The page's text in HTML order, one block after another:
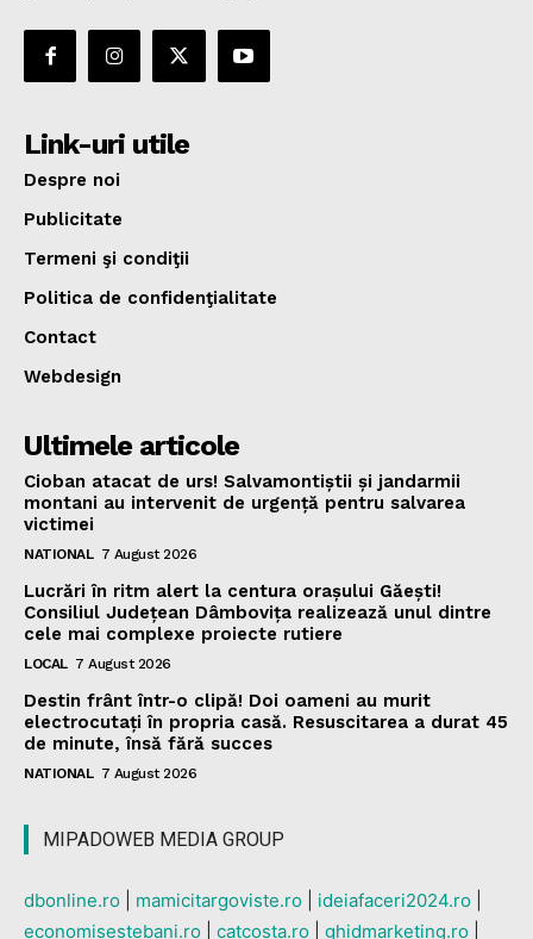
Link-uri utile
Despre noi
Publicitate
Termeni şi condiţii
Politica de confidenţialitate
Contact
Webdesign
Ultimele articole
Cioban atacat de urs! Salvamontiștii și jandarmii
montani au intervenit de urgență pentru salvarea
victimei
NATIONAL 7 August 2026
Lucrări în ritm alert la centura orașului Găești!
Consiliul Județean Dâmbovița realizează unul dintre
cele mai complexe proiecte rutiere
LOCAL 7 August 2026
Destin frânt într-o clipă! Doi oameni au murit
electrocutați în propria casă. Resuscitarea a durat 45
de minute, însă fără succes
NATIONAL 7 August 2026
MIPADOWEB MEDIA GROUP
dbonline.ro mamicitargoviste.ro ideiafaceri2024.ro
economisestebani.ro
catcosta.ro ghidmarketing.ro